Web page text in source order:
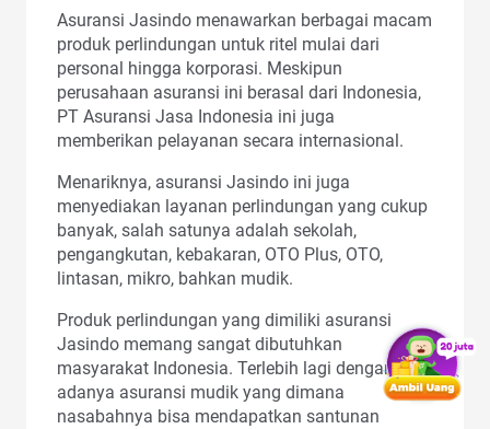
Asuransi Jasindo menawarkan berbagai macam
produk perlindungan untuk ritel mulai dari
personal hingga korporasi. Meskipun
perusahaan asuransi ini berasal dari Indonesia,
PT Asuransi Jasa Indonesia ini juga
memberikan pelayanan secara internasional.
Menariknya, asuransi Jasindo ini juga
menyediakan layanan perlindungan yang cukup
banyak, salah satunya adalah sekolah,
pengangkutan, kebakaran, OTO Plus, OTO,
lintasan, mikro, bahkan mudik.
Produk perlindungan yang dimiliki asuransi
Jasindo memang sangat dibutuhkan
masyarakat Indonesia. Terlebih lagi dengan
adanya asuransi mudik yang dimana
nasabahnya bisa mendapatkan santunan